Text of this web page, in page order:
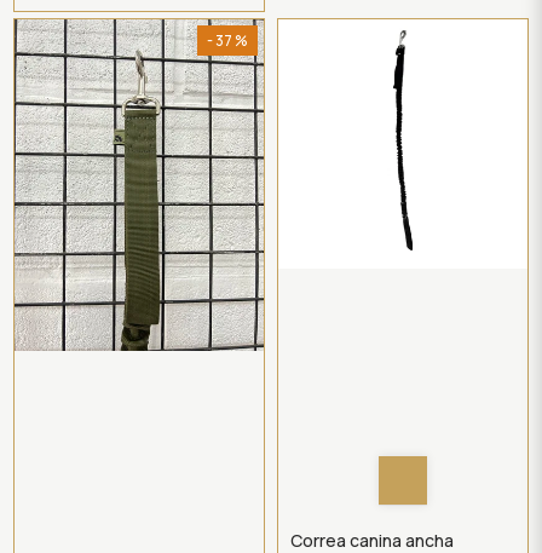
- 37 %
Correa canina ancha